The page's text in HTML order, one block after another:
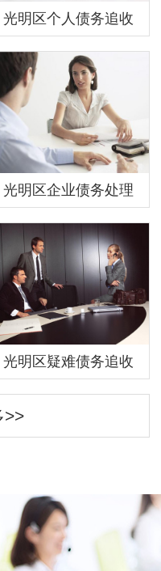
光明区个人债务追收
光明区企业债务处理
光明区疑难债务追收
>>